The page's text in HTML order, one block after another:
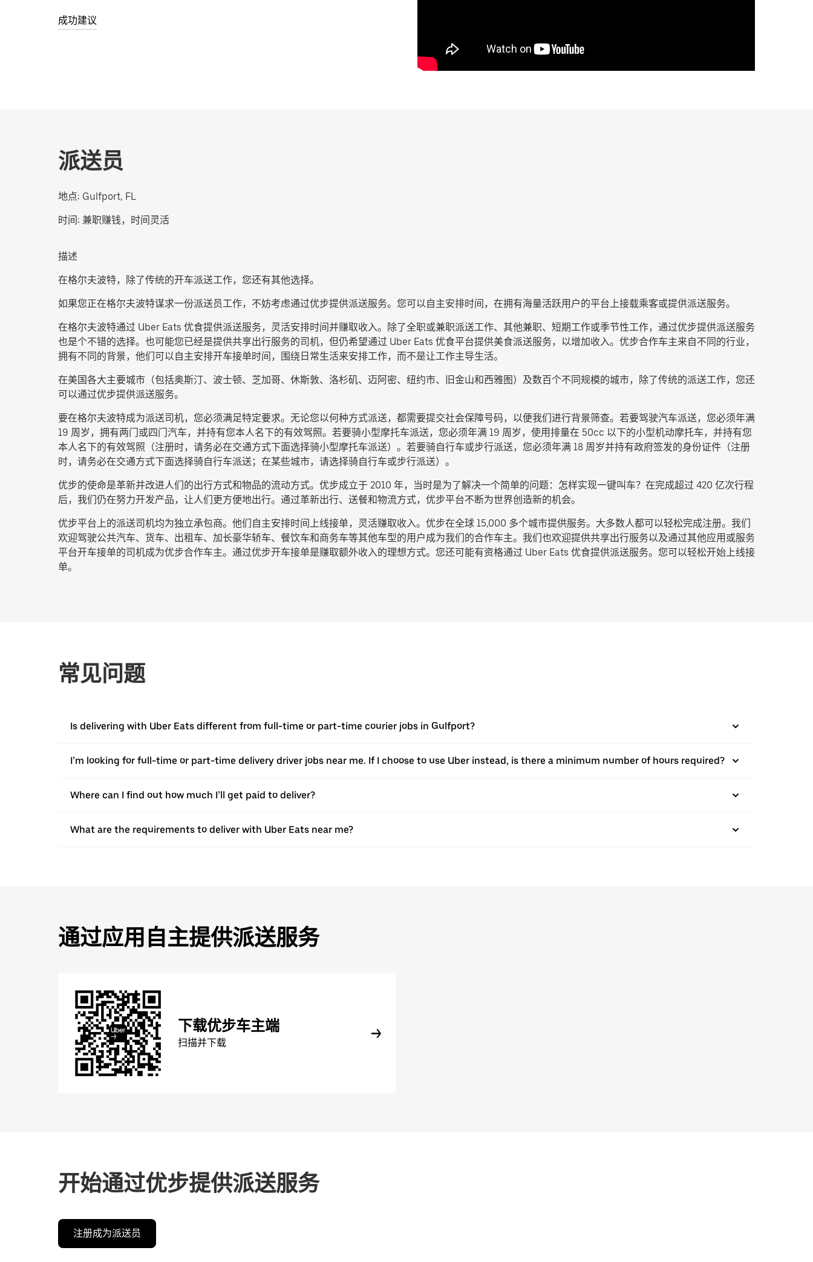
成功建议
派送员
地点: Gulfport, FL
时间: 兼职赚钱，时间灵活
描述
在格尔夫波特，除了传统的开车派送工作，您还有其他选择。
如果您正在格尔夫波特谋求一份派送员工作，不妨考虑通过优步提供派送服务。您可以自主安排时间，在拥有海量活跃用户的平台上接载乘客或提供派送服务。
在格尔夫波特通过 Uber Eats 优食提供派送服务，灵活安排时间并赚取收入。除了全职或兼职派送工作、其他兼职、短期工作或季节性工作，通过优步提供派送服务
也是个不错的选择。也可能您已经是提供共享出行服务的司机，但仍希望通过 Uber Eats 优食平台提供美食派送服务，以增加收入。优步合作车主来自不同的行业，
拥有不同的背景，他们可以自主安排开车接单时间，围绕日常生活来安排工作，而不是让工作主导生活。
在美国各大主要城市（包括奥斯汀、波士顿、芝加哥、休斯敦、洛杉矶、迈阿密、纽约市、旧金山和西雅图）及数百个不同规模的城市，除了传统的派送工作，您还
可以通过优步提供派送服务。
要在格尔夫波特成为派送司机，您必须满足特定要求。无论您以何种方式派送，都需要提交社会保障号码，以便我们进行背景筛查。若要驾驶汽车派送，您必须年满
19 周岁，拥有两门或四门汽车，并持有您本人名下的有效驾照。若要骑小型摩托车派送，您必须年满 19 周岁，使用排量在 50cc 以下的小型机动摩托车，并持有您
本人名下的有效驾照（注册时，请务必在交通方式下面选择骑小型摩托车派送）。若要骑自行车或步行派送，您必须年满 18 周岁并持有政府签发的身份证件（注册
时，请务必在交通方式下面选择骑自行车派送；在某些城市，请选择骑自行车或步行派送）。
优步的使命是革新并改进人们的出行方式和物品的流动方式。优步成立于 2010 年，当时是为了解决一个简单的问题：怎样实现一键叫车？在完成超过 420 亿次行程
后，我们仍在努力开发产品，让人们更方便地出行。通过革新出行、送餐和物流方式，优步平台不断为世界创造新的机会。
优步平台上的派送司机均为独立承包商。他们自主安排时间上线接单，灵活赚取收入。优步在全球 15,000 多个城市提供服务。大多数人都可以轻松完成注册。我们
欢迎驾驶公共汽车、货车、出租车、加长豪华轿车、餐饮车和商务车等其他车型的用户成为我们的合作车主。我们也欢迎提供共享出行服务以及通过其他应用或服务
平台开车接单的司机成为优步合作车主。通过优步开车接单是赚取额外收入的理想方式。您还可能有资格通过 Uber Eats 优食提供派送服务。您可以轻松开始上线接
单。
常见问题
Is delivering with Uber Eats different from full-time or part-time courier jobs in Gulfport?
I’m looking for full-time or part-time delivery driver jobs near me. If I choose to use Uber instead, is there a minimum number of hours required?
Where can I find out how much I’ll get paid to deliver?
What are the requirements to deliver with Uber Eats near me?
通过应用自主提供派送服务
下载优步车主端
扫描并下载
开始通过优步提供派送服务
注册成为派送员